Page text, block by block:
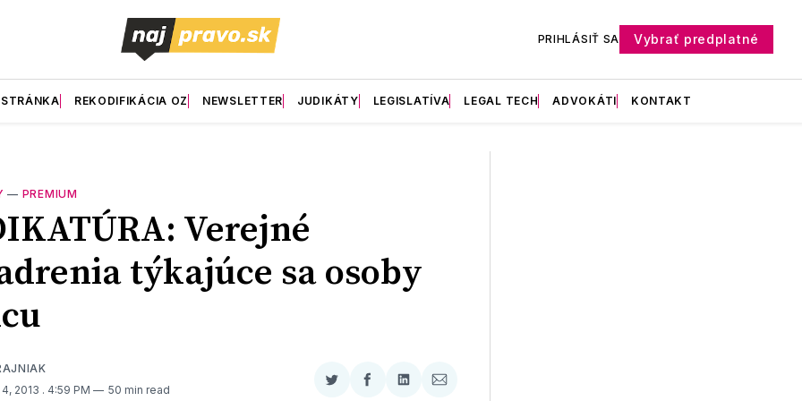
PRIHLÁSIŤ SA Vybrať predplatné
REKODIFIKÁCIA OZ NEWSLETTER JUDIKÁTY LEGISLATÍVA LEGAL TECH ADVOKÁTI KONTAKT
— PREMIUM
Verejné
týkajúce sa osoby
2013 . 4:59 PM 50 min read
ZdieľaťZdieľaťZdieľaťZdieľať